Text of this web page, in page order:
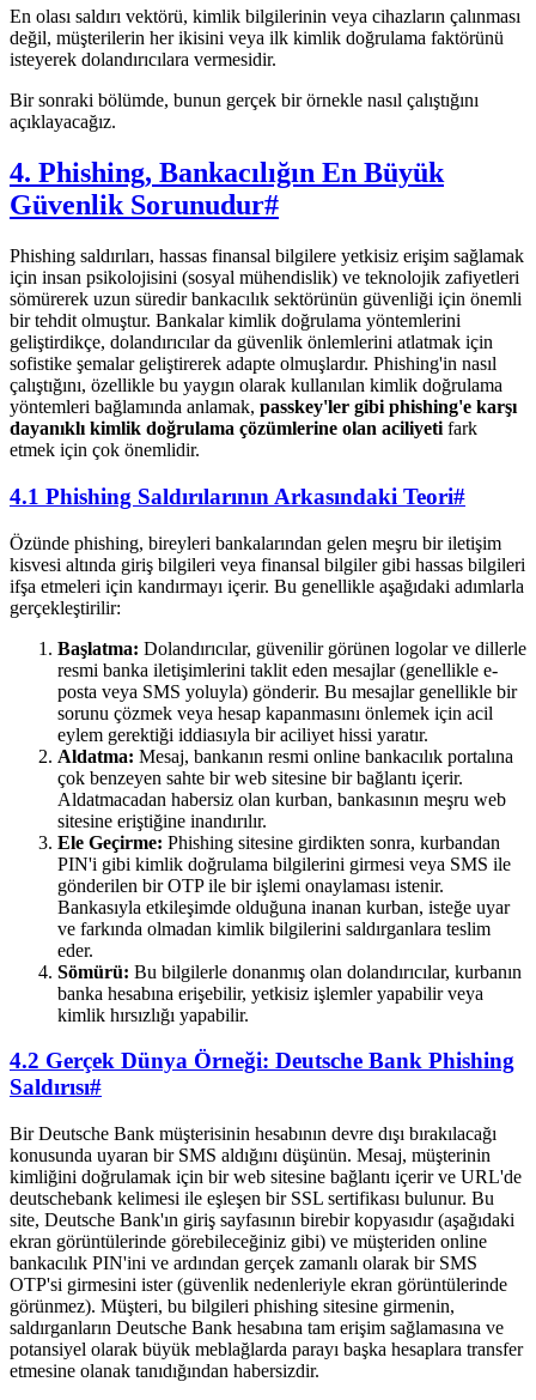
En olası saldırı vektörü, kimlik bilgilerinin veya cihazların çalınması
değil, müşterilerin her ikisini veya ilk kimlik doğrulama faktörünü
isteyerek dolandırıcılara vermesidir.
Bir sonraki bölümde, bunun gerçek bir örnekle nasıl çalıştığını
açıklayacağız.
4. Phishing, Bankacılığın En Büyük
Güvenlik Sorunudur#
Phishing saldırıları, hassas finansal bilgilere yetkisiz erişim sağlamak
için insan psikolojisini (sosyal mühendislik) ve teknolojik zafiyetleri
sömürerek uzun süredir bankacılık sektörünün güvenliği için önemli
bir tehdit olmuştur. Bankalar kimlik doğrulama yöntemlerini
geliştirdikçe, dolandırıcılar da güvenlik önlemlerini atlatmak için
sofistike şemalar geliştirerek adapte olmuşlardır. Phishing'in nasıl
çalıştığını, özellikle bu yaygın olarak kullanılan kimlik doğrulama
yöntemleri bağlamında anlamak, passkey'ler gibi phishing'e karşı
dayanıklı kimlik doğrulama çözümlerine olan aciliyeti fark
etmek için çok önemlidir.
4.1 Phishing Saldırılarının Arkasındaki Teori#
Özünde phishing, bireyleri bankalarından gelen meşru bir iletişim
kisvesi altında giriş bilgileri veya finansal bilgiler gibi hassas bilgileri
ifşa etmeleri için kandırmayı içerir. Bu genellikle aşağıdaki adımlarla
gerçekleştirilir:
Başlatma: Dolandırıcılar, güvenilir görünen logolar ve dillerle
resmi banka iletişimlerini taklit eden mesajlar (genellikle e-
posta veya SMS yoluyla) gönderir. Bu mesajlar genellikle bir
sorunu çözmek veya hesap kapanmasını önlemek için acil
eylem gerektiği iddiasıyla bir aciliyet hissi yaratır.
Aldatma: Mesaj, bankanın resmi online bankacılık portalına
çok benzeyen sahte bir web sitesine bir bağlantı içerir.
Aldatmacadan habersiz olan kurban, bankasının meşru web
sitesine eriştiğine inandırılır.
Ele Geçirme: Phishing sitesine girdikten sonra, kurbandan
PIN'i gibi kimlik doğrulama bilgilerini girmesi veya SMS ile
gönderilen bir OTP ile bir işlemi onaylaması istenir.
Bankasıyla etkileşimde olduğuna inanan kurban, isteğe uyar
ve farkında olmadan kimlik bilgilerini saldırganlara teslim
eder.
Sömürü: Bu bilgilerle donanmış olan dolandırıcılar, kurbanın
banka hesabına erişebilir, yetkisiz işlemler yapabilir veya
kimlik hırsızlığı yapabilir.
4.2 Gerçek Dünya Örneği: Deutsche Bank Phishing
Saldırısı#
Bir Deutsche Bank müşterisinin hesabının devre dışı bırakılacağı
konusunda uyaran bir SMS aldığını düşünün. Mesaj, müşterinin
kimliğini doğrulamak için bir web sitesine bağlantı içerir ve URL'de
deutschebank kelimesi ile eşleşen bir SSL sertifikası bulunur. Bu
site, Deutsche Bank'ın giriş sayfasının birebir kopyasıdır (aşağıdaki
ekran görüntülerinde görebileceğiniz gibi) ve müşteriden online
bankacılık PIN'ini ve ardından gerçek zamanlı olarak bir SMS
OTP'si girmesini ister (güvenlik nedenleriyle ekran görüntülerinde
görünmez). Müşteri, bu bilgileri phishing sitesine girmenin,
saldırganların Deutsche Bank hesabına tam erişim sağlamasına ve
potansiyel olarak büyük meblağlarda parayı başka hesaplara transfer
etmesine olanak tanıdığından habersizdir.